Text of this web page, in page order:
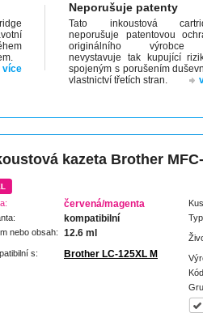
více
Neporušuje patenty
Tato inkoustová
neporušuje patentovou
originálního
nevystavuje tak kupující
spojeným s porušením
vlastnictví třetích stran.
kazeta Brother
červená/magenta
kompatibilní
nebo obsah: 12.6 ml
s: Brother LC-125XL M